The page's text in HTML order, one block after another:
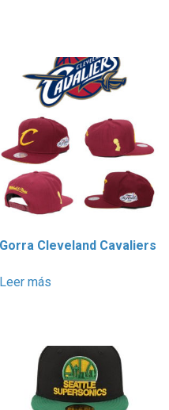
Gorra Cleveland Cavaliers
Leer más